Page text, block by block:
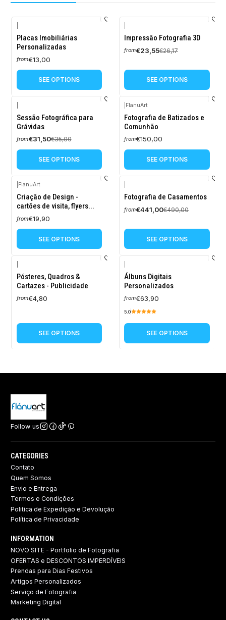
Placas Imobiliárias
Personalizadas
from€13,00
SEE OPTIONS
-10%
OFF
Impressão Fotografia 3D
from€23,55€26,17
SEE OPTIONS
-10%
OFF
Sessão Fotográfica para
Grávidas
from€31,50€35,00
SEE OPTIONS
FlanuArt
Fotografia de Batizados e
Comunhão
from€150,00
SEE OPTIONS
FlanuArt
Criação de Design -
cartões de visita, flyers...
from€19,90
SEE OPTIONS
-10%
OFF
Fotografia de Casamentos
from€441,00€490,00
SEE OPTIONS
Pósteres, Quadros &
Cartazes - Publicidade
from€4,80
SEE OPTIONS
Álbuns Digitais
Personalizados
from€63,90
5.0
SEE OPTIONS
Follow us
CATEGORIES
Contato
Quem Somos
Envio e Entrega
Termos e Condições
Politica de Expedição e Devolução ​
Política de Privacidade
INFORMATION
NOVO SITE - Portfolio de Fotografia
OFERTAS e DESCONTOS IMPERDÍVEIS
Prendas para Dias Festivos
Artigos Personalizados
Serviço de Fotografia
Marketing Digital